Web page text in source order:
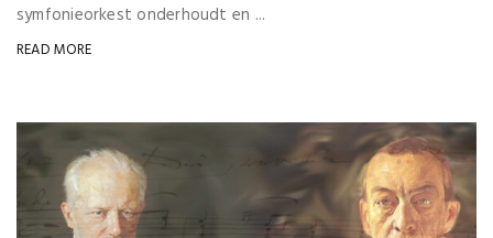
symfonieorkest onderhoudt en ...
READ MORE